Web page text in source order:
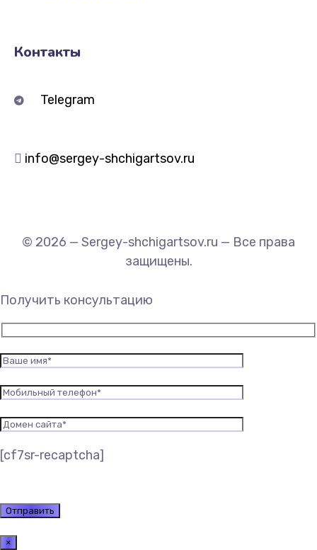
Контакты
Telegram
info@sergey-shchigartsov.ru
© 2026 — Sergey-shchigartsov.ru — Все права
защищены.
Получить консультацию
[cf7sr-recaptcha]
×